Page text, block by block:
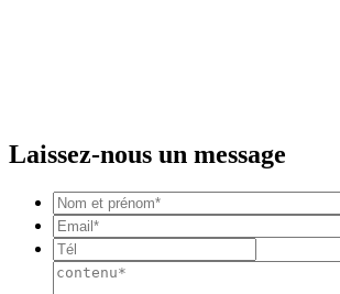
Laissez-nous un message